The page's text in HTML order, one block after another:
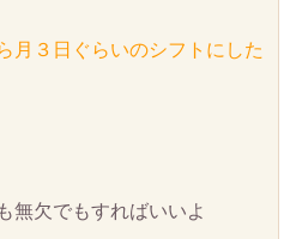
月３日ぐらいのシフトにした
無欠でもすればいいよ